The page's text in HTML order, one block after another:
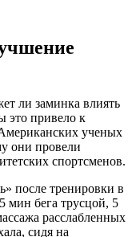
ли заминка влиять
это привело к
ученых
они провели
спортсменов.
после тренировки в
мин бега трусцой, 5
расслабленных
сидя на